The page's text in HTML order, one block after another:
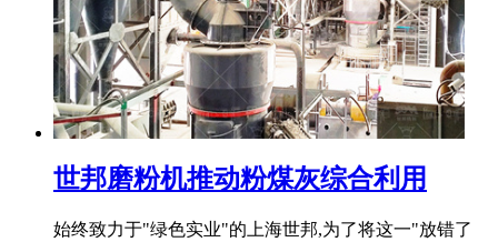
世邦磨粉机推动粉煤灰综合利用
始终致力于"绿色实业"的上海世邦,为了将这一"放错了